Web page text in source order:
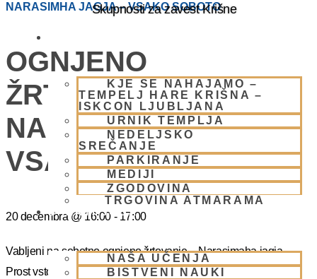
Skupnosti za zavest Krišne
KJE SE NAHAJAMO –
TEMPELJ HARE KRIŠNA –
ISKCON LJUBLJANA
URNIK TEMPLJA
NEDELJSKO
SREČANJE
PARKIRANJE
MEDIJI
ZGODOVINA
TRGOVINA ATMARAMA
BHAKTI JOGA
NAŠA UČENJA
BISTVENI NAUKI
NARASIMHA JAGJA – VSAKO SOBOTO
OGNJENO
ŽRTVOVANJE –
NARASIMHA JAGJA –
VSAKO SOBOTO
20 decembra @ 16:00 - 17:00
Vabljeni na sobotno ognjeno žrtovanje – Narasimaha jagja.
Prost vstop.